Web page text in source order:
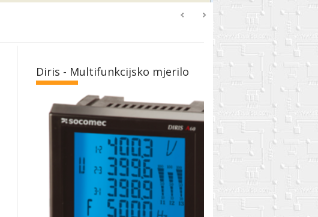
Diris - Multifunkcijsko mjerilo